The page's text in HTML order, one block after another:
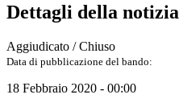
Dettagli della notizia
Aggiudicato / Chiuso
Data di pubblicazione del bando:
18 Febbraio 2020 - 00:00